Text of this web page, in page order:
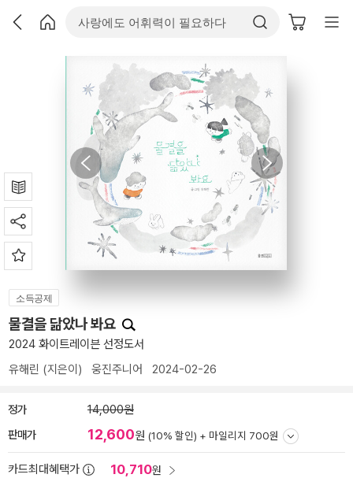
소득공제
물결을 닮았나 봐요
2024 화이트레이븐 선정도서
유해린 (지은이) 웅진주니어 2024-02-26
정가 14,000원
판매가 12,600원 (10% 할인) + 마일리지 700원
카드최대혜택가 10,710원